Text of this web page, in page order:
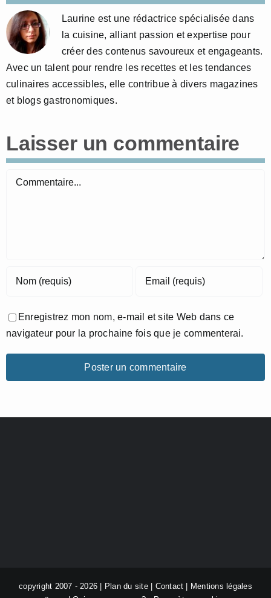
Laurine est une rédactrice spécialisée dans
la cuisine, alliant passion et expertise pour
créer des contenus savoureux et engageants.
Avec un talent pour rendre les recettes et les tendances
culinaires accessibles, elle contribue à divers magazines
et blogs gastronomiques.
Laisser un commentaire
Commentaire
Enregistrez mon nom, e-mail et site Web dans ce
navigateur pour la prochaine fois que je commenterai.
copyright 2007 - 2026 | Plan du site| Contact
Mentions légales